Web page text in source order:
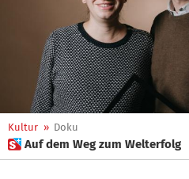
Kultur » Doku
 Auf dem Weg zum Welterfolg